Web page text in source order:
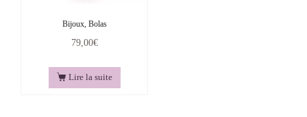
Bijoux, Bolas
79,00€
Lire la suite